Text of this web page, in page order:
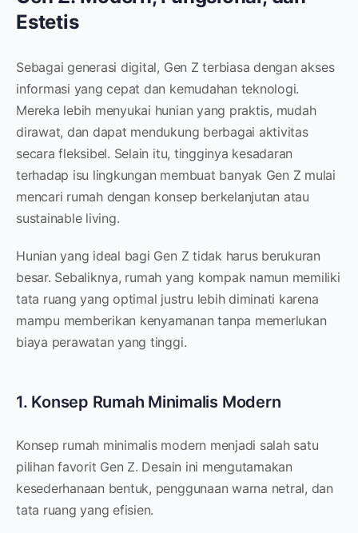
Estetis
Sebagai generasi digital, Gen Z terbiasa dengan akses
informasi yang cepat dan kemudahan teknologi.
Mereka lebih menyukai hunian yang praktis, mudah
dirawat, dan dapat mendukung berbagai aktivitas
secara fleksibel. Selain itu, tingginya kesadaran
terhadap isu lingkungan membuat banyak Gen Z mulai
mencari rumah dengan konsep berkelanjutan atau
sustainable living.
Hunian yang ideal bagi Gen Z tidak harus berukuran
besar. Sebaliknya, rumah yang kompak namun memiliki
tata ruang yang optimal justru lebih diminati karena
mampu memberikan kenyamanan tanpa memerlukan
biaya perawatan yang tinggi.
1. Konsep Rumah Minimalis Modern
Konsep rumah minimalis modern menjadi salah satu
pilihan favorit Gen Z. Desain ini mengutamakan
kesederhanaan bentuk, penggunaan warna netral, dan
tata ruang yang efisien.